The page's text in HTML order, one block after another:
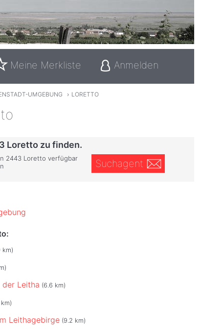
Meine Merkliste Anmelden
UMGEBUNG › LORETTO
Loretto zu finden.
2443 Loretto verfügbar
Suchagent
km)
der Leitha (6.6 km)
km)
Leithagebirge (9.2 km)